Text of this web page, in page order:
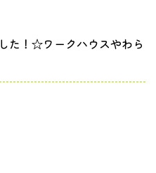
た！☆ワークハウスやわら